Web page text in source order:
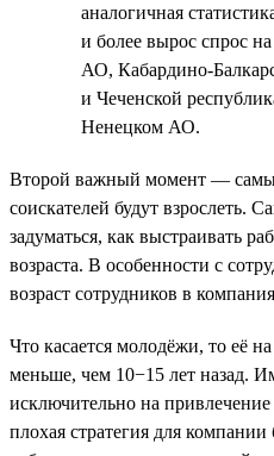
аналогичная
и более вырос спрос
АО, Кабардино-
и Чеченской
Ненецком АО.
Второй важный момент —
соискателей будут взрослеть.
задуматься, как выстраивать
возраста. В особенности с
возраст сотрудников в
Что касается молодёжи, то её
меньше, чем 10−15 лет назад.
исключительно на
плохая стратегия для компании